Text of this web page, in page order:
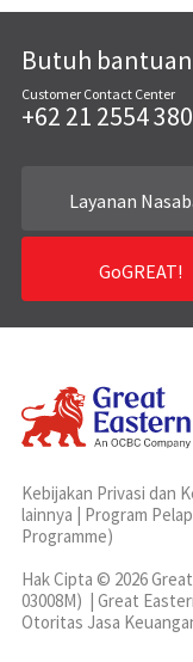
Butuh
Customer Contact Center
+62 21 2554
Layanan
GoGREAT!
Kebijakan Privasi dan
lainnya
Program
Programme)
Hak Cipta © 2026
03008M) | Great
Otoritas Jasa